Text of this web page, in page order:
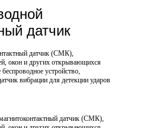
датчик
датчик (CМК),
окон и других открывающихся
устройство,
вибрации для детекции ударов
датчик (CМК),